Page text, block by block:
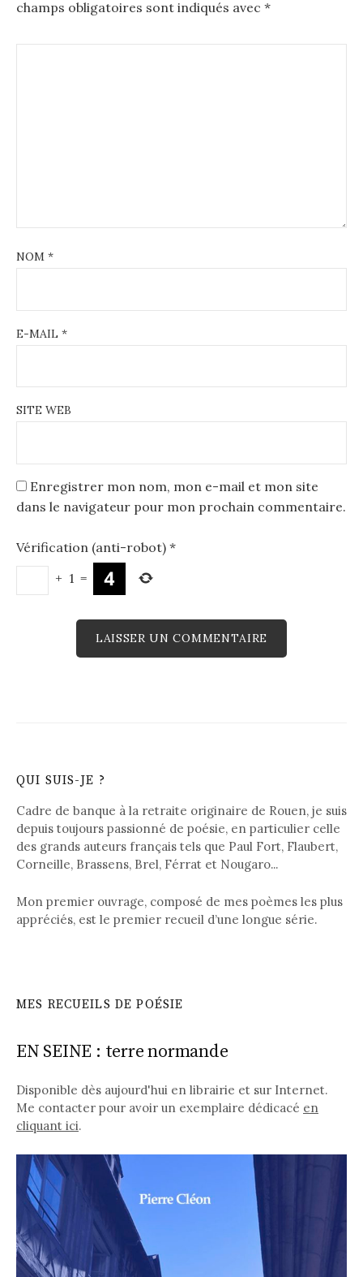
champs obligatoires sont indiqués avec *
NOM *
E-MAIL *
SITE WEB
Enregistrer mon nom, mon e-mail et mon site
dans le navigateur pour mon prochain commentaire.
Vérification (anti-robot) *
+ 1 =
QUI SUIS-JE ?
Cadre de banque à la retraite originaire de Rouen, je suis
depuis toujours passionné de poésie, en particulier celle
des grands auteurs français tels que Paul Fort, Flaubert,
Corneille, Brassens, Brel, Férrat et Nougaro...
Mon premier ouvrage, composé de mes poèmes les plus
appréciés, est le premier recueil d’une longue série.
MES RECUEILS DE POÉSIE
EN SEINE : terre normande
Disponible dès aujourd'hui en librairie et sur Internet.
Me contacter pour avoir un exemplaire dédicacé en
cliquant ici.